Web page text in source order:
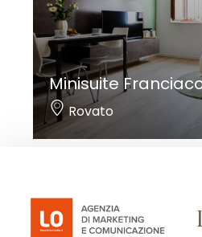
Minisuite
Rovato